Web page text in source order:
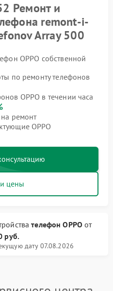
Ремонт и
remont-i-
Array 500
OPPO собственной
по ремонту телефонов
OPPO в течении часа
ремонт
OPPO
цены
телефон OPPO от
руб.
дату 07.08.2026